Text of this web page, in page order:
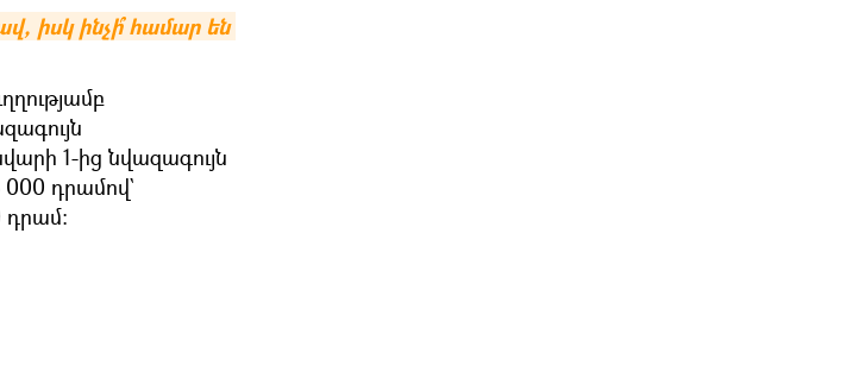
իսկ ինչի՞ համար են
1-ից նվազագույն
դրամով`